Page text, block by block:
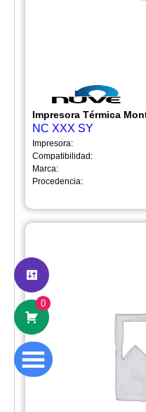
0
Impresora Térmica
NC XXX SY
Impresora:
Compatibilidad:
Marca:
Procedencia: